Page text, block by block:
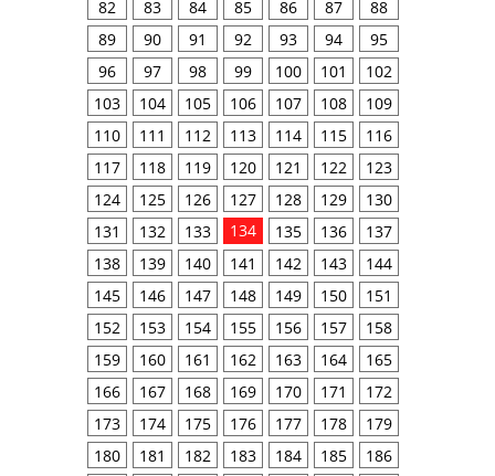
82
83 84 85 86 87
88
89
90 91 92 93 94
95
96
97 98 99 100 101
102
103
104 105 106 107 108
109
110
111 112 113 114 115
116
117
118 119 120 121 122
123
124
125 126 127 128 129
130
131
132 133 134 135 136
137
138
139 140 141 142 143
144
145
146 147 148 149 150
151
152
153 154 155 156 157
158
159
160 161 162 163 164
165
166
167 168 169 170 171
172
173
174 175 176 177 178
179
180
181 182 183 184 185
186